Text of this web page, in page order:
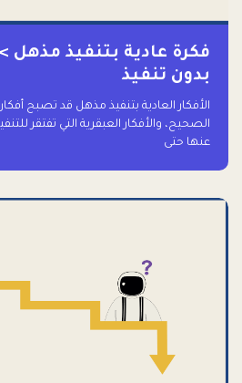
فكرة عادية بتنفيذ مذهل
بدون تنفيذ
الأفكار العادية بتنفيذ مذهل قد تصبح
الصحيح، والأفكار العبقرية التي تفتقر
عنها حتى